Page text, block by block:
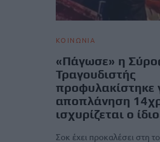
ΚΟΙΝΩΝΙΑ
«Πάγωσε» η
Τραγουδιστής
προφυλακίστηκε
αποπλάνηση
ισχυρίζεται ο
Σοκ έχει προκαλέσει στη